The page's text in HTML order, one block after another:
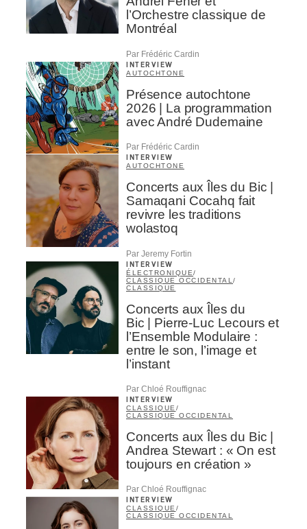
l’Orchestre classique de
Montréal
Par Frédéric Cardin
INTERVIEW
AUTOCHTONE
Présence autochtone
2026 | La programmation
avec André Dudemaine
Par Frédéric Cardin
INTERVIEW
AUTOCHTONE
Concerts aux Îles du Bic |
Samaqani Cocahq fait
revivre les traditions
wolastoq
Par Jeremy Fortin
INTERVIEW
ÉLECTRONIQUE/
CLASSIQUE OCCIDENTAL /
CLASSIQUE
Concerts aux Îles du
Bic | Pierre-Luc Lecours et
l’Ensemble Modulaire :
entre le son, l’image et
l’instant
Par Chloé Rouffignac
INTERVIEW
CLASSIQUE /
CLASSIQUE OCCIDENTAL
Concerts aux Îles du Bic |
Andrea Stewart : « On est
toujours en création »
Par Chloé Rouffignac
INTERVIEW
CLASSIQUE/
CLASSIQUE OCCIDENTAL